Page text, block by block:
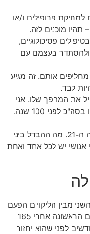
למחיקת פרופילים ו/או
מוכנים לזה.
פסיכולוגיים,
ולהסתדר בעצמם עם
אותם. זה מגיע
לבד.
את המהפך שלו. אני
מזכירה, פרויד התחיל את פעולתו בסה"כ לפני 100 שנה.
חיפוש עצמי והפעם בסגנון המאה ה-21. מה ההבדל ביני
אנושי יש לכל אחד ואחת
מבין הליקויים הפעם
הזו), נפטון יעבור למזל טלה בפעם הראשונה אחרי 165
לפני שהוא יחזור